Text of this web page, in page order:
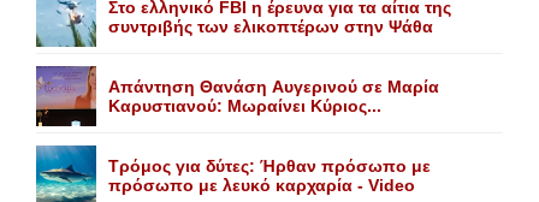
Στο ελληνικό FBI η έρευνα για τα αίτια της
συντριβής των ελικοπτέρων στην Ψάθα
Aπάντηση Θανάση Aυγερινού σε Mαρία
Kαρυστιανού: Mωραίνει Kύριος...
Τρόμος για δύτες: Ήρθαν πρόσωπο με
πρόσωπο με λευκό καρχαρία - Video